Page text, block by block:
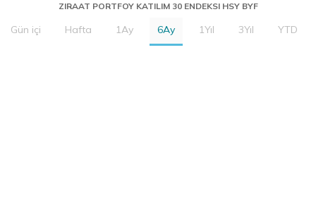
ZIRAAT PORTFOY KATILIM 30 ENDEKSI HSY BYF
Gün içi Hafta 1Ay 6Ay 1Yıl 3Yıl YTD